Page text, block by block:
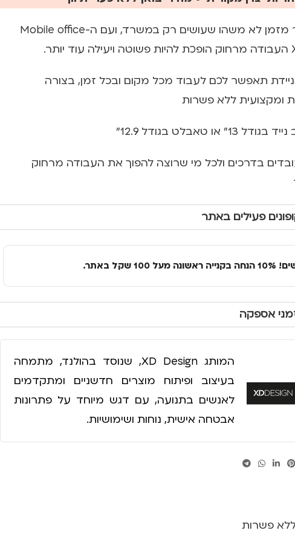
העבודה היא כבר מזמן לא משהו שעושים רק במשרד, ועם ה-Mobile office
תאפשר לכם לעבוד מכל מקום ובכל זמן, בצורה
ומקצועית ללא פשרות
טאבלט בגודל 12.9"
בדרכים ולכל מי שרוצה להפוך את העבודה מרחוק
פעילים באתר
שקל באתר.
אספקה
המותג XD Design, שנוסד בהולנד, מתמחה
בעיצוב ופיתוח מוצרים חדשניים ומתקדמים
לאנשים בתנועה, עם דגש מיוחד על פתרונות
אבטחה אישית, נוחות ושימושיות.
פשרות